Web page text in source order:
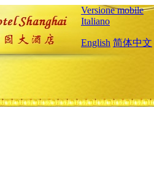
Versione mobile
Italiano
English 简体中文